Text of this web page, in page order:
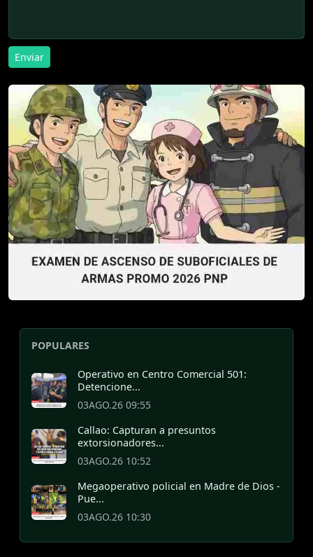
Enviar
POPULARES
Operativo en Centro Comercial 501:
Detencione...
03AGO.26 09:55
Callao: Capturan a presuntos
extorsionadores...
03AGO.26 10:52
Megaoperativo policial en Madre de Dios -
Pue...
03AGO.26 10:30